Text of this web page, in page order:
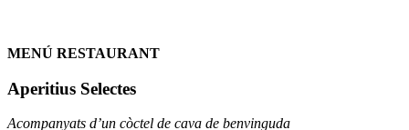
MENÚ RESTAURANT
Aperitius Selectes
Acompanyats d’un còctel de cava de benvinguda